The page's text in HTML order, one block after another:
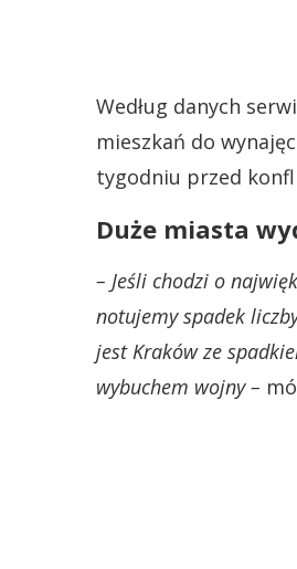
Według danych
mieszkań do
tygodniu przed
Duże miasta
– Jeśli chodzi o
notujemy spadek
jest Kraków ze
wybuchem wojny –